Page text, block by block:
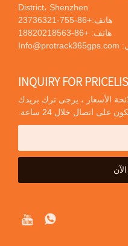
District، Shenzhen
هاتف:+86-755-23736321
هاتف: +86-18820218563
Info@protrack365gps.com
INQUIRY FOR
الأسعار ، يرجى ترك بريدك
على اتصال خلال 24 ساعة.